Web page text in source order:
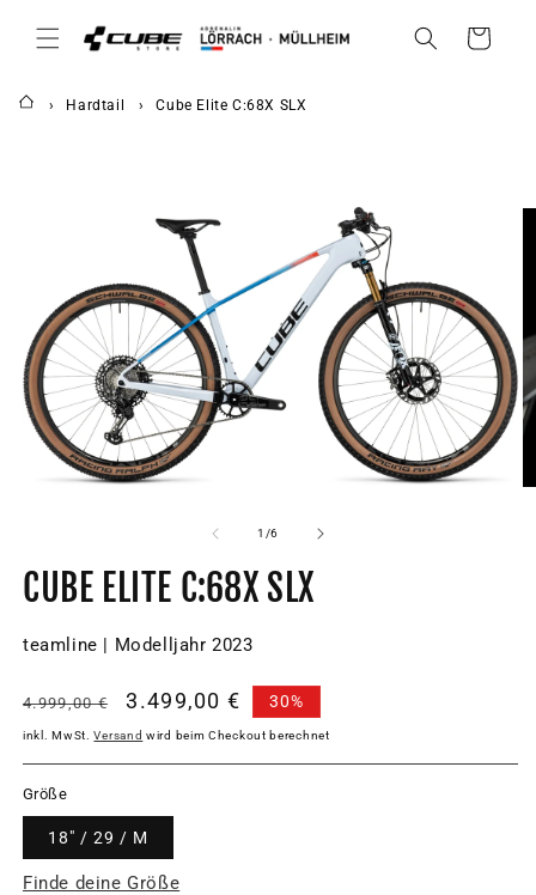
ZUM
INHALT
Warenkorb
Hardtail Cube Elite C:68X SLX
1 /von
6
CUBE ELITE C:68X SLX
teamline | Modelljahr 2023
Normaler
Preis
4.999,00 € Verkaufspreis
3.499,00 € 30%
inkl. MwSt.Versand wird beim Checkout berechnet
Größe
18" / 29 / M
Finde deine Größe